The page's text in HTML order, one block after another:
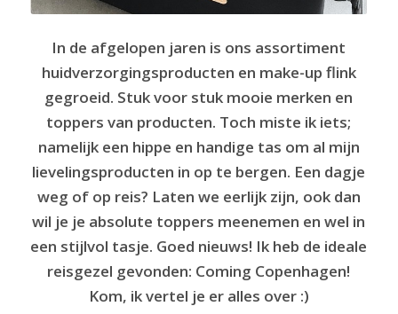
In de afgelopen jaren is ons assortiment
huidverzorgingsproducten en make-up flink
gegroeid. Stuk voor stuk mooie merken en
toppers van producten. Toch miste ik iets;
namelijk een hippe en handige tas om al mijn
lievelingsproducten in op te bergen. Een dagje
weg of op reis? Laten we eerlijk zijn, ook dan
wil je je absolute toppers meenemen en wel in
een stijlvol tasje. Goed nieuws! Ik heb de ideale
reisgezel gevonden: Coming Copenhagen!
Kom, ik vertel je er alles over :)